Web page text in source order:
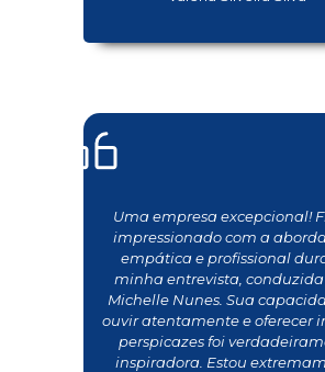
Uma empresa excepcional!
impressionado com a
empática e profissional
minha entrevista,
Michelle Nunes. Sua
ouvir atentamente e oferecer
perspicazes foi
inspiradora. Estou